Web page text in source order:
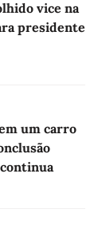
vice na
presidente
um carro